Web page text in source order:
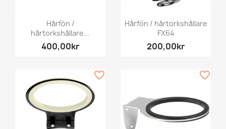
Hårfön /
hårtorkshållare...
400,00kr
Hårfön / hårtorkshållare
FX64
200,00kr
favorite_border favorite_border